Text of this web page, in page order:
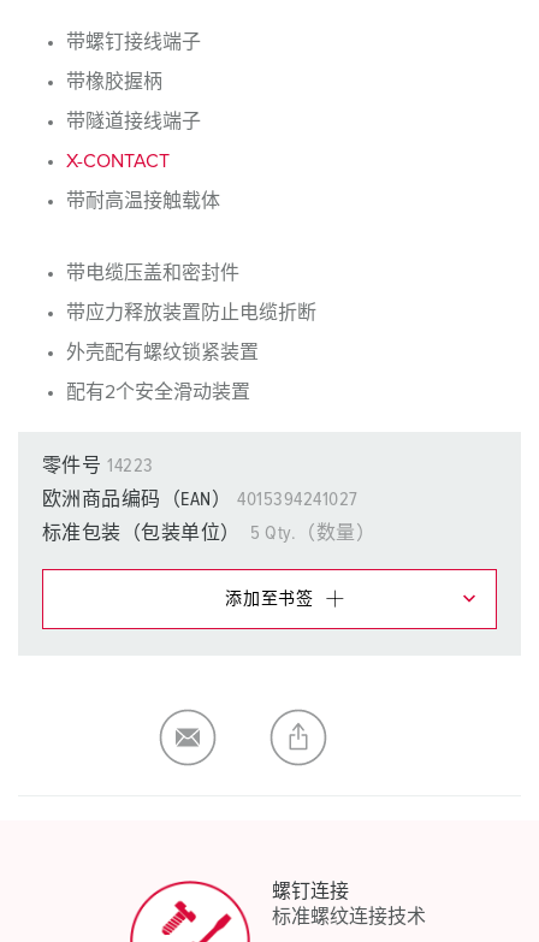
带螺钉接线端子
带橡胶握柄
带隧道接线端子
X-CONTACT
带耐高温接触载体
带电缆压盖和密封件
带应力释放装置防止电缆折断
外壳配有螺纹锁紧装置
配有2个安全滑动装置
零件号 14223
欧洲商品编码（EAN）
4015394241027
标准包装（包装单位）
5 Qty.（数量）
添加至书签
生成新清单
螺钉连接
标准螺纹连接技术